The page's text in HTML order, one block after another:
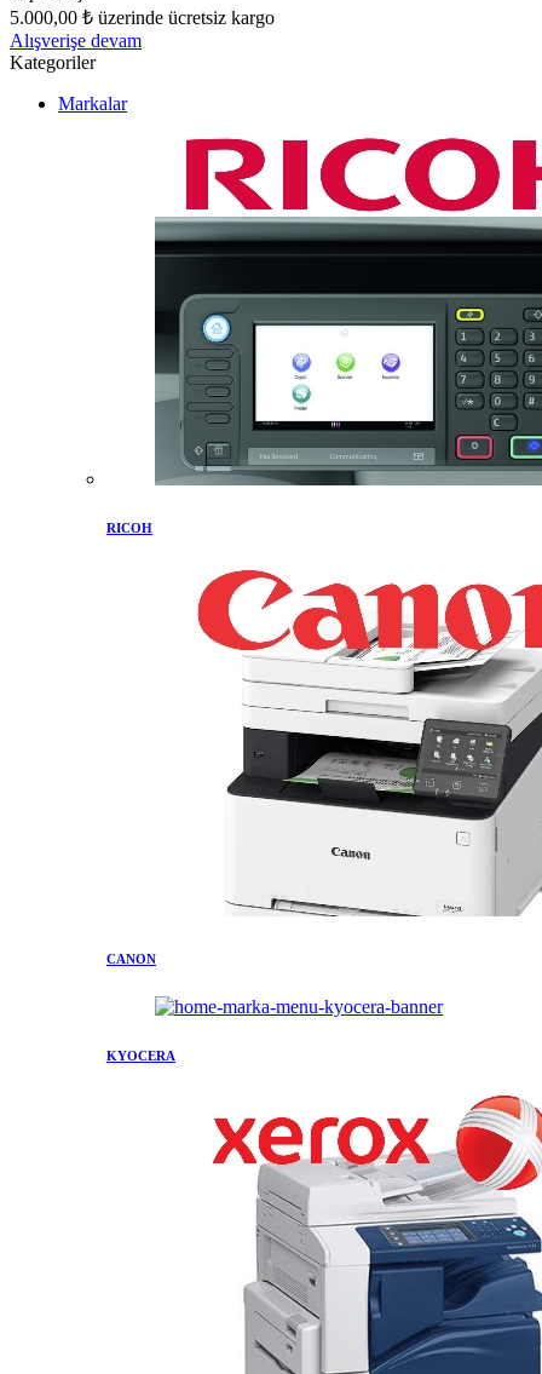
5.000,00 ₺ üzerinde ücretsiz kargo
Alışverişe devam
Kategoriler
Markalar
RICOH
CANON
KYOCERA